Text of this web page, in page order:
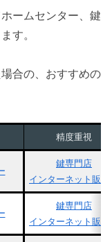
ームセンター、鍵
す。
場合の、おすすめの
精度重視
鍵専門店
インターネット販売
鍵専門店
インターネット販売